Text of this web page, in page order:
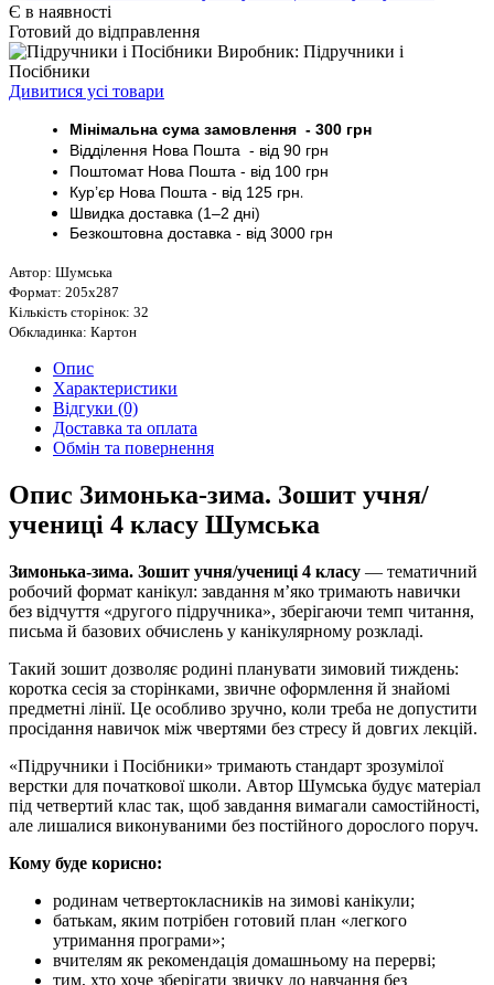
Є в наявності
Готовий до відправлення
Виробник: Підручники і
Посібники
Дивитися усі товари
Мінімальна сума замовлення - 300 грн
Відділення Нова Пошта - від 90 грн
ПоштоматНова Пошта - від 100 грн
Кур’єр Нова Пошта - від 125 грн.
Швидка доставка (1–2 дні)
Безкоштовна доставка - від 3000 грн
Автор: Шумська
Формат: 205х287
Кількість сторінок: 32
Обкладинка: Картон
Опис
Характеристики
Відгуки (0)
Доставка та оплата
Обмін та повернення
Опис Зимонька-зима. Зошит учня/
учениці 4 класу Шумська
Зимонька-зима. Зошит учня/учениці 4 класу — тематичний
робочий формат канікул: завдання м’яко тримають навички
без відчуття «другого підручника», зберігаючи темп читання,
письма й базових обчислень у канікулярному розкладі.
Такий зошит дозволяє родині планувати зимовий тиждень:
коротка сесія за сторінками, звичне оформлення й знайомі
предметні лінії. Це особливо зручно, коли треба не допустити
просідання навичок між чвертями без стресу й довгих лекцій.
«Підручники і Посібники» тримають стандарт зрозумілої
верстки для початкової школи. Автор Шумська будує матеріал
під четвертий клас так, щоб завдання вимагали самостійності,
але лишалися виконуваними без постійного дорослого поруч.
Кому буде корисно:
родинам четвертокласників на зимові канікули;
батькам, яким потрібен готовий план «легкого
утримання програми»;
вчителям як рекомендація домашньому на перерві;
тим, хто хоче зберігати звичку до навчання без